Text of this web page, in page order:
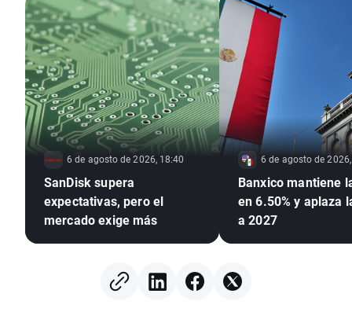
6 de agosto de 2026, 18:40
SanDisk supera
expectativas, pero el
mercado exige más
6 de agosto de
Banxico mantiene
en 6.50% y aplaza
a 2027